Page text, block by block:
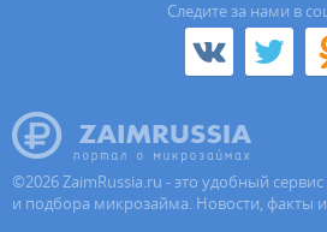
Cледите за нами в
©2026ZaimRussia.ru - это удобный сервис
и подбора микрозайма. Новости, факты